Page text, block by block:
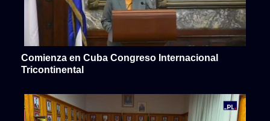
Comienza en Cuba Congreso Internacional
Tricontinental